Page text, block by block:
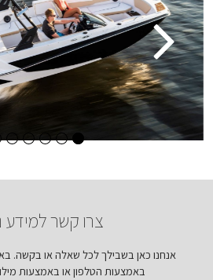
צרו קשר למידע
אנחנו כאן בשבילך לכל שאלה או בקשה.
באמצעות הטלפון או באמצעות